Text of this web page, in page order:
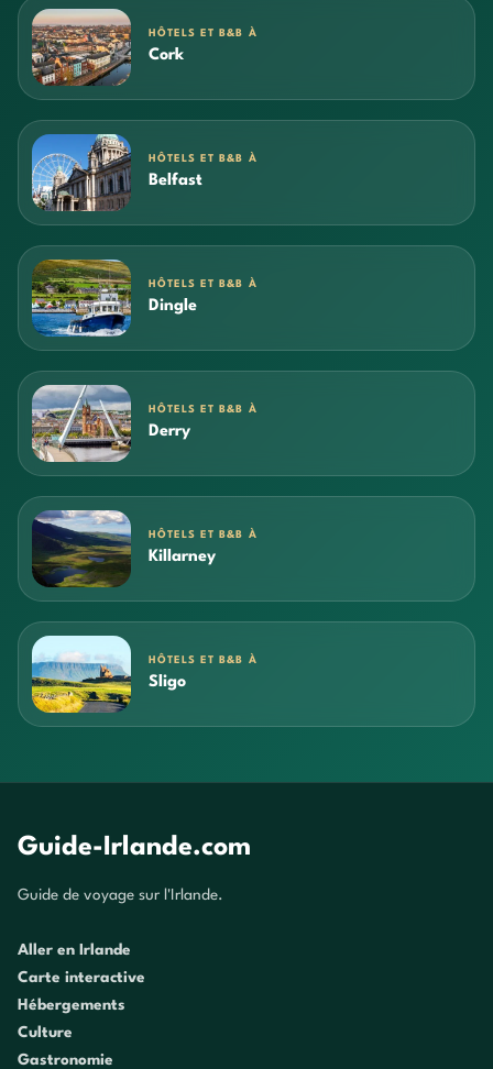
HÔTELS ET B&B À
Cork
HÔTELS ET B&B À
Belfast
HÔTELS ET B&B À
Dingle
HÔTELS ET B&B À
Derry
HÔTELS ET B&B À
Killarney
HÔTELS ET B&B À
Sligo
Guide-Irlande.com
Guide de voyage sur l'Irlande.
Aller en Irlande
Carte interactive
Hébergements
Culture
Gastronomie